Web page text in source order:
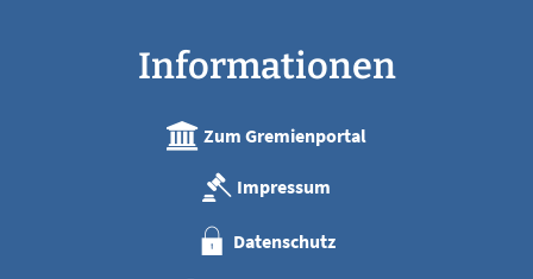
Informationen
Zum Gremienportal
Impressum
Datenschutz